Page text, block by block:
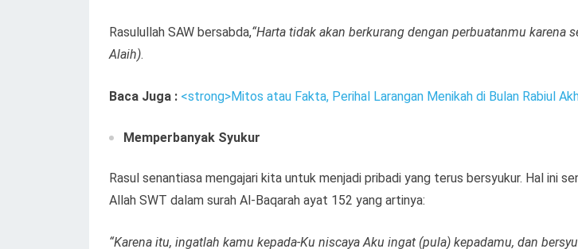
Rasulullah SAW bersabda,“Harta tidak akan berkurang dengan perbuatanmu karena
Alaih).
Baca Juga : <strong>Mitos atau Fakta, Perihal Larangan Menikah di Bulan Rabiul
Memperbanyak Syukur
Rasul senantiasa mengajari kita untuk menjadi pribadi yang terus bersyukur. Hal ini
Allah SWT dalam surah Al-Baqarah ayat 152 yang artinya:
“Karena itu, ingatlah kamu kepada-Ku niscaya Aku ingat (pula) kepadamu, dan